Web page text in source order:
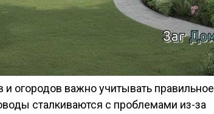
и огородов важно учитывать правильное
сталкиваются с проблемами из-за